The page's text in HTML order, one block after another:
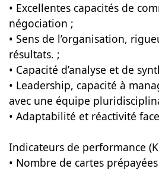
• Excellentes capacités de
négociation ;
• Sens de l’organisation,
résultats. ;
• Capacité d’analyse et de
• Leadership, capacité à
avec une équipe
• Adaptabilité et réactivité
Indicateurs de performance
• Nombre de cartes